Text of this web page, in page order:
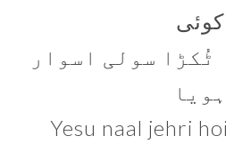
کوئی
ٹُکڑا سولی اسوار
ہویا
Yesu naal jehri